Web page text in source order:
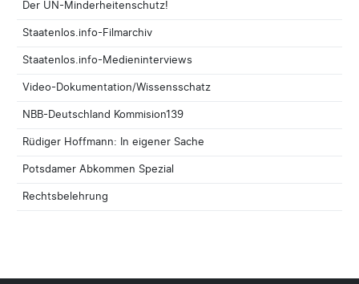
Der UN-Minderheitenschutz!
Staatenlos.info-Filmarchiv
Staatenlos.info-Medieninterviews
Video-Dokumentation/Wissensschatz
NBB-Deutschland Kommision139
Rüdiger Hoffmann: In eigener Sache
Potsdamer Abkommen Spezial
Rechtsbelehrung